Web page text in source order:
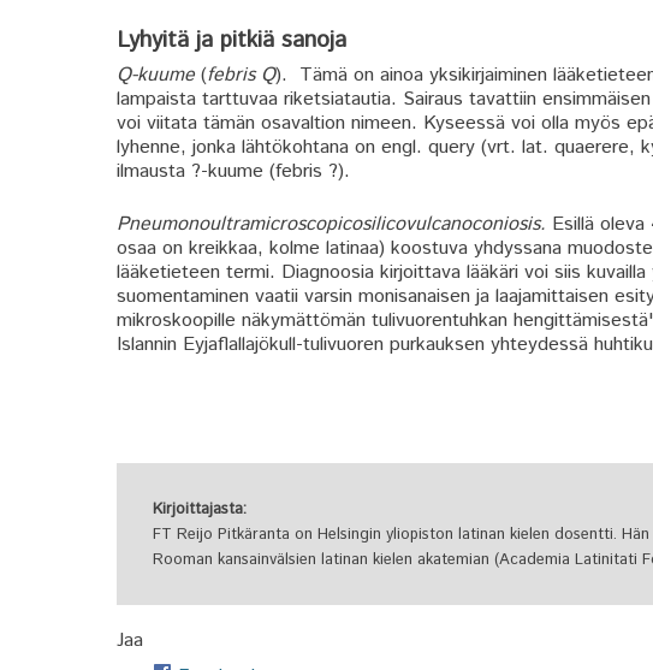
Lyhyitä ja pitkiä sanoja
Q-kuume (febris Q). Tämä on ainoa yksikirjaiminen
lampaista tarttuvaa riketsiatautia. Sairaus tavattiin
voi viitata tämän osavaltion nimeen. Kyseessä voi olla myös
lyhenne, jonka lähtökohtana on engl. query (vrt. lat. quaerere,
ilmausta ?-kuume (febris ?).
Pneumonoultramicroscopicosilicovulcanoconiosis. Esillä
osaa on kreikkaa, kolme latinaa) koostuva yhdyssana
lääketieteen termi. Diagnoosia kirjoittava lääkäri voi siis kuvailla
suomentaminen vaatii varsin monisanaisen ja laajamittaisen
mikroskoopille näkymättömän tulivuorentuhkan
Islannin Eyjaflallajökull-tulivuoren purkauksen yhteydessä
Kirjoittajasta:
FT Reijo Pitkäranta on Helsingin yliopiston latinan kielen dosentti.
Rooman kansainvälsien latinan kielen akatemian (Academia Latinitati
Jaa